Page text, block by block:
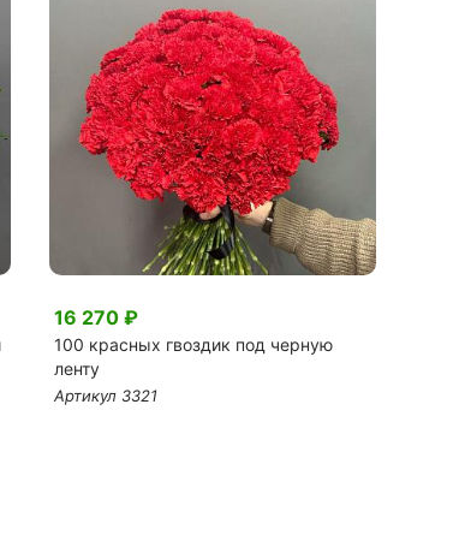
16 270 ₽
100 красных гвоздик под черную
ленту
Артикул 3321